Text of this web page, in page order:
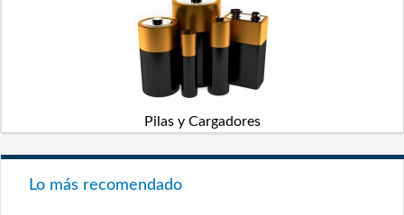
Pilas y Cargadores
Lo más recomendado